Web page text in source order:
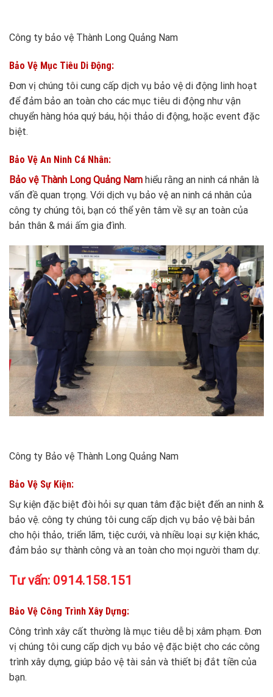
Công ty bảo vệ Thành Long Quảng Nam
Bảo Vệ Mục Tiêu Di Động:
Đơn vị chúng tôi cung cấp dịch vụ bảo vệ di động linh hoạt
để đảm bảo an toàn cho các mục tiêu di động như vận
chuyển hàng hóa quý báu, hội thảo di động, hoặc event đặc
biệt.
Bảo Vệ An Ninh Cá Nhân:
Bảo vệ Thành Long Quảng Nam hiểu rằng an ninh cá nhân là
vấn đề quan trọng. Với dịch vụ bảo vệ an ninh cá nhân của
công ty chúng tôi, bạn có thể yên tâm về sự an toàn của
bản thân & mái ấm gia đình.
Công ty Bảo vệ Thành Long Quảng Nam
Bảo Vệ Sự Kiện:
Sự kiện đặc biệt đòi hỏi sự quan tâm đặc biệt đến an ninh &
bảo vệ. công ty chúng tôi cung cấp dịch vụ bảo vệ bài bản
cho hội thảo, triển lãm, tiệc cưới, và nhiều loại sự kiện khác,
đảm bảo sự thành công và an toàn cho mọi người tham dự.
Tư vấn: 0914.158.151
Bảo Vệ Công Trình Xây Dựng:
Công trình xây cất thường là mục tiêu dễ bị xâm phạm. Đơn
vị chúng tôi cung cấp dịch vụ bảo vệ đặc biệt cho các công
trình xây dựng, giúp bảo vệ tài sản và thiết bị đắt tiền của
bạn.